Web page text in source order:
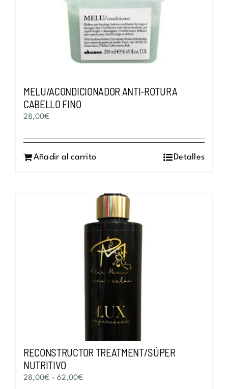
pueden
elegir
en
la
página
producto
MELU/ACONDICIONADOR ANTI-ROTURA
CABELLO FINO
28,00€
Añadir al carrito Detalles
RECONSTRUCTOR TREATMENT/SÚPER
NUTRITIVO
28,00€ - 62,00€Rango